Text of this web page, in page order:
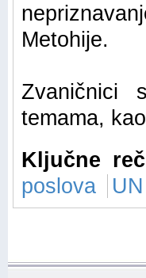
Metohije.
Zvaničnici
temama,
Ključne
poslova
UN